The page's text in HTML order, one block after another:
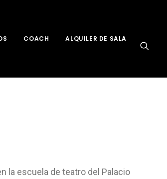
COACH ALQUILER DE SALA
la escuela de teatro del Palacio